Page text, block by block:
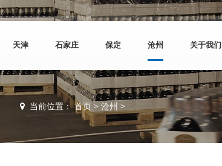
天津 石家庄 保定 沧州 关于我们
当前位置：首页 > 沧州 >